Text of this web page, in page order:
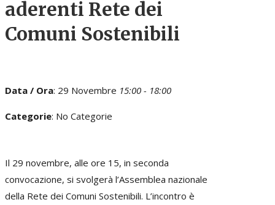
aderenti Rete dei
Comuni Sostenibili
Data / Ora: 29 Novembre 15:00 - 18:00
Categorie: No Categorie
Il 29 novembre, alle ore 15, in seconda
convocazione, si svolgerà l’Assemblea nazionale
della Rete dei Comuni Sostenibili. L’incontro è